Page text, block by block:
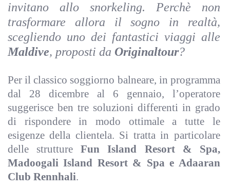
invitano allo snorkeling. Perchè non
trasformare allora il sogno in realtà,
scegliendo uno dei fantastici viaggi alle
Maldive, proposti da Originaltour?
Per il classico soggiorno balneare, in programma
dal 28 dicembre al 6 gennaio, l’operatore
suggerisce ben tre soluzioni differenti in grado
di rispondere in modo ottimale a tutte le
esigenze della clientela. Si tratta in particolare
delle struttureFun Island Resort & Spa,
Madoogali Island Resort & Spa e Adaaran
Club Rennhali.